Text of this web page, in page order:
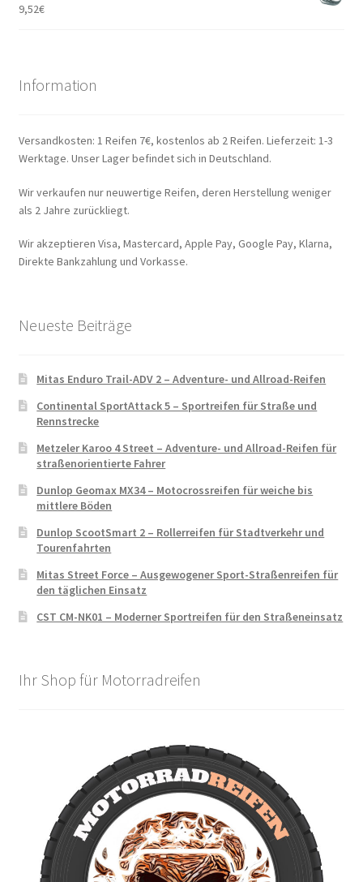
9,52€
Information
Versandkosten: 1 Reifen 7€, kostenlos ab 2 Reifen. Lieferzeit: 1-3
Werktage. Unser Lager befindet sich in Deutschland.
Wir verkaufen nur neuwertige Reifen, deren Herstellung weniger
als 2 Jahre zurückliegt.
Wir akzeptieren Visa, Mastercard, Apple Pay, Google Pay, Klarna,
Direkte Bankzahlung und Vorkasse.
Neueste Beiträge
Mitas Enduro Trail-ADV 2 – Adventure- und Allroad-Reifen
Continental SportAttack 5 – Sportreifen für Straße und
Rennstrecke
Metzeler Karoo 4 Street – Adventure- und Allroad-Reifen für
straßenorientierte Fahrer
Dunlop Geomax MX34 – Motocrossreifen für weiche bis
mittlere Böden
Dunlop ScootSmart 2 – Rollerreifen für Stadtverkehr und
Tourenfahrten
Mitas Street Force – Ausgewogener Sport-Straßenreifen für
den täglichen Einsatz
CST CM-NK01 – Moderner Sportreifen für den Straßeneinsatz
Ihr Shop für Motorradreifen